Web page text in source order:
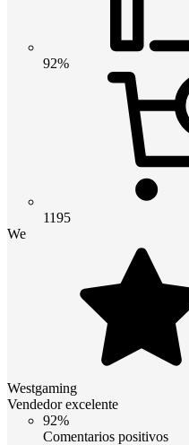
92%
1195
We
Westgaming
Vendedor excelente
92%
Comentarios positivos